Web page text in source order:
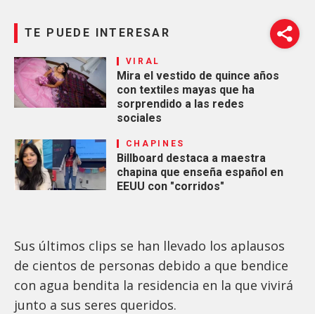
TE PUEDE INTERESAR
VIRAL
Mira el vestido de quince años
con textiles mayas que ha
sorprendido a las redes
sociales
CHAPINES
Billboard destaca a maestra
chapina que enseña español en
EEUU con "corridos"
Sus últimos clips se han llevado los aplausos
de cientos de personas debido a que bendice
con agua bendita la residencia en la que vivirá
junto a sus seres queridos.